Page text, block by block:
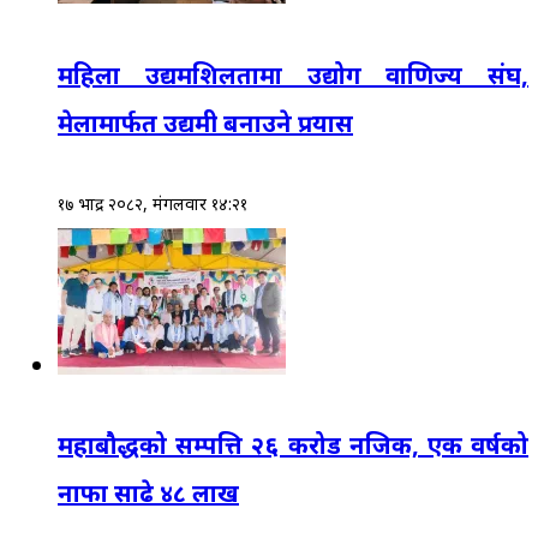
महिला उद्यमशिलतामा उद्योग वाणिज्य संघ,
मेलामार्फत उद्यमी बनाउने प्रयास
१७ भाद्र २०८२, मंगलवार १४:२१
महाबौद्धको सम्पत्ति २६ करोड नजिक, एक वर्षको
नाफा साढे ४८ लाख